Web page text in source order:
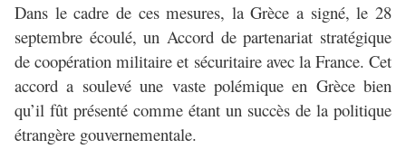
Dans le cadre de ces mesures, la Grèce a signé, le 28
septembre écoulé, un Accord de partenariat stratégique
de coopération militaire et sécuritaire avec la France. Cet
accord a soulevé une vaste polémique en Grèce bien
qu’il fût présenté comme étant un succès de la politique
étrangère gouvernementale.